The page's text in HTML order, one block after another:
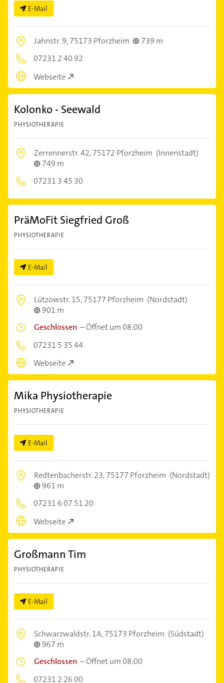
E-Mail
Jahnstr. 9,75173 Pforzheim
739 m
07231 2 40 92
Webseite
Kolonko - Seewald
PHYSIOTHERAPIE
Zerrennerstr. 42,75172 Pforzheim (Innenstadt)
749 m
07231 3 45 30
PräMoFit Siegfried Groß
PHYSIOTHERAPIE
E-Mail
Lützowstr. 15,75177 Pforzheim (Nordstadt)
901 m
Geschlossen –Öffnet um 08:00
07231 5 35 44
Webseite
Mika Physiotherapie
PHYSIOTHERAPIE
E-Mail
Redtenbacherstr. 23,75177 Pforzheim (Nordstadt)
961 m
07231 6 07 51 20
Webseite
Großmann Tim
PHYSIOTHERAPIE
E-Mail
Schwarzwaldstr. 1A,75173 Pforzheim (Südstadt)
967 m
Geschlossen –Öffnet um 08:00
07231 2 26 00